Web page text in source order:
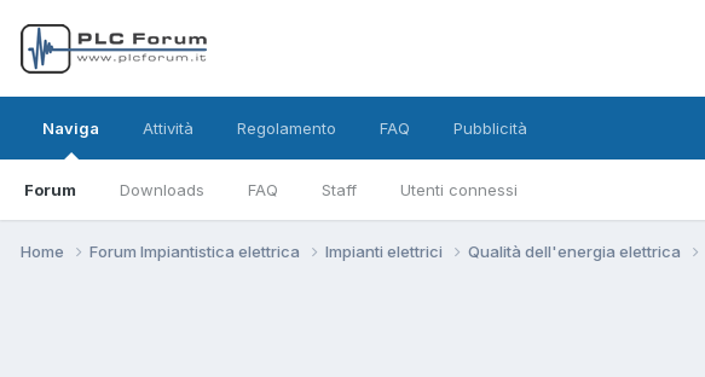
Naviga
Forum Downloads FAQ Staff Utenti connessi
Attività Regolamento FAQ Pubblicità
Home Forum Impiantistica elettrica Impianti elettrici Qualità dell'energia elettrica